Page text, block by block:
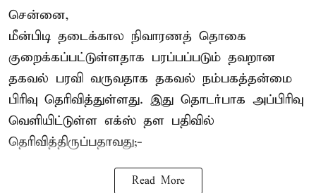
சென்னை,
மீன்பிடி தடைக்கால நிவாரணத் தொகை
குறைக்கப்பட்டுள்ளதாக பரப்பப்படும் தவறான
தகவல் பரவி வருவதாக தகவல் நம்பகத்தன்மை
பிரிவு தெரிவித்துள்ளது. இது தொடர்பாக அப்பிரிவு
வெளியிட்டுள்ள எக்ஸ் தள பதிவில்
தெரிவித்திருப்பதாவது;-
Read More